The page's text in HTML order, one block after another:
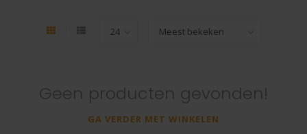
Geen producten gevonden!
GA VERDER MET WINKELEN